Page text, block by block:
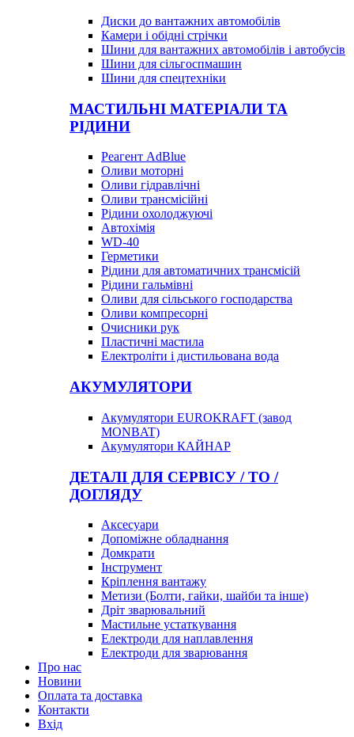
Диски до вантажних автомобілів
Камери і обідні стрічки
Шини для вантажних автомобілів і автобусів
Шини для сільгоспмашин
Шини для спецтехніки
МАСТИЛЬНІ МАТЕРІАЛИ ТА
РІДИНИ
Реагент AdBlue
Оливи моторні
Оливи гідравлічні
Оливи трансмісійні
Рідини охолоджуючі
Автохімія
WD-40
Герметики
Рідини для автоматичних трансмісій
Рідини гальмівні
Оливи для сільського господарства
Оливи компресорні
Очисники рук
Пластичні мастила
Електроліти і дистильована вода
АКУМУЛЯТОРИ
Акумулятори EUROKRAFT (завод
MONBAT)
Акумулятори КАЙНАР
ДЕТАЛІ ДЛЯ СЕРВІСУ / ТО /
ДОГЛЯДУ
Аксесуари
Допоміжне обладнання
Домкрати
Інструмент
Кріплення вантажу
Метизи (Болти, гайки, шайби та інше)
Дріт зварювальний
Мастильне устаткування
Електроди для наплавлення
Електроди для зварювання
Про нас
Новини
Оплата та доставка
Контакти
Вхiд